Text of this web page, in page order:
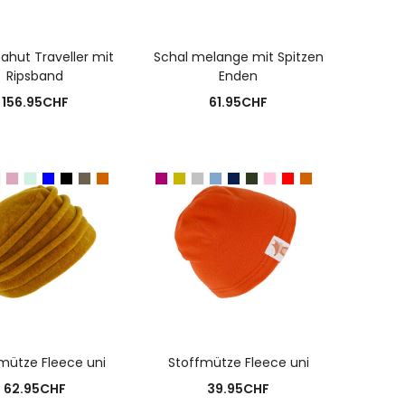
Traveller mit
Ripsband
156.95CHF
Schal melange mit Spitzen
Enden
61.95CHF
Fleece uni
62.95CHF
Stoffmütze Fleece uni
39.95CHF